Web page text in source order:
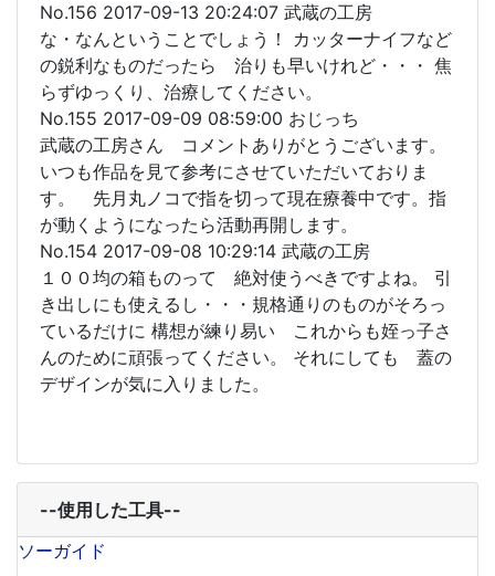
No.156 2017-09-13 20:24:07 武蔵の工房
な・なんということでしょう！ カッターナイフなど
の鋭利なものだったら 治りも早いけれど・・・ 焦
らずゆっくり、治療してください。
No.155 2017-09-09 08:59:00 おじっち
武蔵の工房さん コメントありがとうございます。
いつも作品を見て参考にさせていただいておりま
す。 先月丸ノコで指を切って現在療養中です。指
が動くようになったら活動再開します。
No.154 2017-09-08 10:29:14 武蔵の工房
１００均の箱ものって 絶対使うべきですよね。 引
き出しにも使えるし・・・規格通りのものがそろっ
ているだけに 構想が練り易い これからも姪っ子さ
んのために頑張ってください。 それにしても 蓋の
デザインが気に入りました。
--使用した工具--
ソーガイド